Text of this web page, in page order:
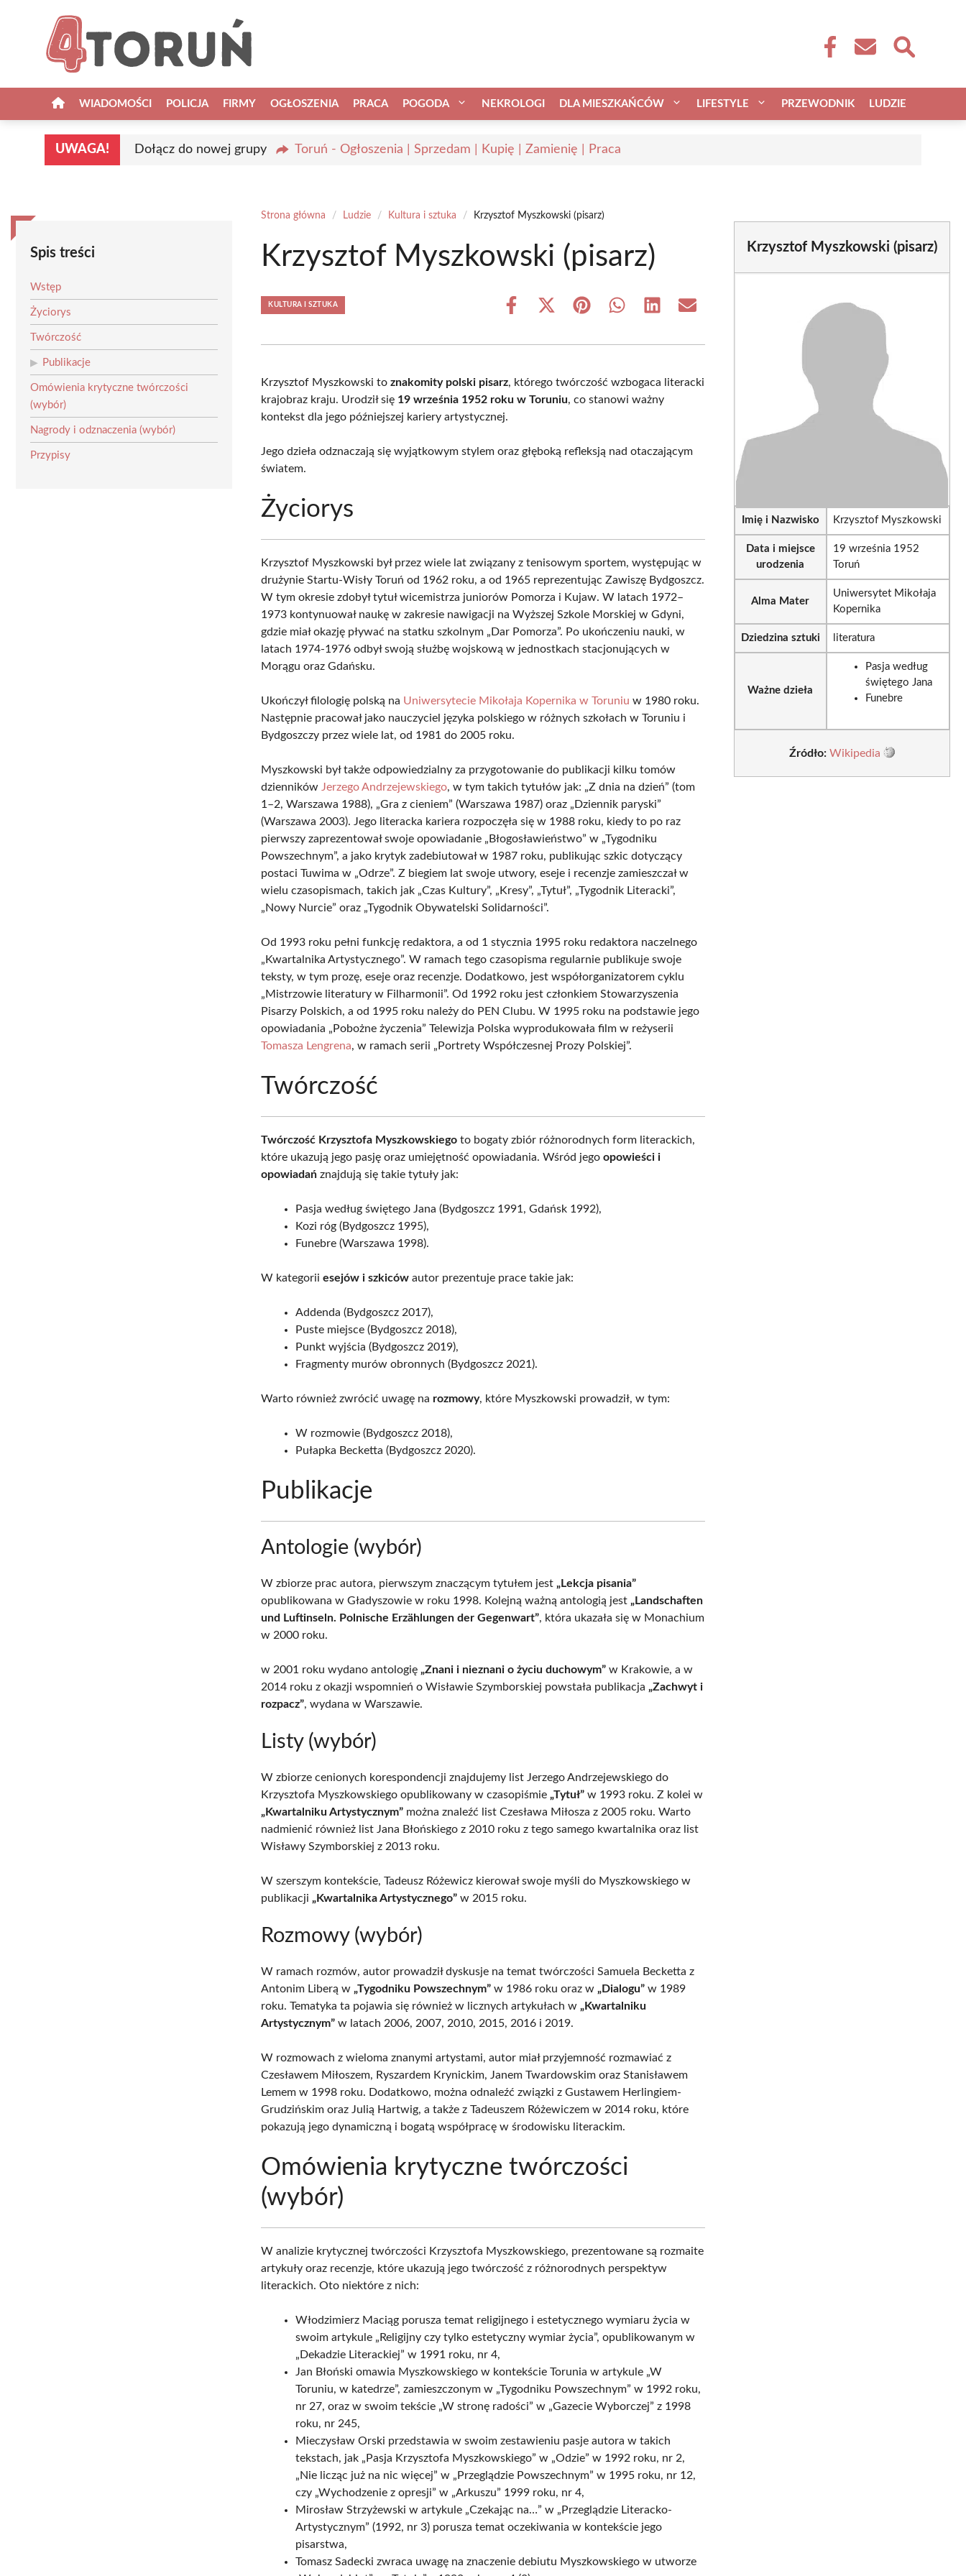
WIADOMOŚCI POLICJA FIRMY OGŁOSZENIA PRACA POGODA NEKROLOGI DLA MIESZKAŃCÓW LIFESTYLE PRZEWODNIK LUDZIE
UWAGA! Dołącz do nowej grupy Toruń - Ogłoszenia | Sprzedam | Kupię | Zamienię | Praca
Spis treści
Wstęp
Życiorys
Twórczość
Publikacje
Omówienia krytyczne twórczości
(wybór)
Nagrody i odznaczenia (wybór)
Przypisy
Strona główna / Ludzie / Kultura i sztuka / Krzysztof Myszkowski (pisarz)
Krzysztof Myszkowski (pisarz)
KULTURA I SZTUKA
Share
Share
(Twitter)
Share Share Share Share
Krzysztof Myszkowski toznakomity polski pisarz, którego twórczość wzbogaca literacki
krajobraz kraju. Urodził się 19 września 1952 roku w Toruniu, co stanowi ważny
kontekst dla jego późniejszej kariery artystycznej.
Jego dzieła odznaczają się wyjątkowym stylem oraz głęboką refleksją nad otaczającym
światem.
Życiorys
Krzysztof Myszkowski był przez wiele lat związany z tenisowym sportem, występując w
drużynie Startu-Wisły Toruń od 1962 roku, a od 1965 reprezentując Zawiszę Bydgoszcz.
W tym okresie zdobył tytuł wicemistrza juniorów Pomorza i Kujaw. W latach 1972–
1973 kontynuował naukę w zakresie nawigacji na Wyższej Szkole Morskiej w Gdyni,
gdzie miał okazję pływać na statku szkolnym „Dar Pomorza”. Po ukończeniu nauki, w
latach 1974-1976 odbył swoją służbę wojskową w jednostkach stacjonujących w
Morągu oraz Gdańsku.
Ukończył filologię polską na Uniwersytecie Mikołaja Kopernika w Toruniu w 1980 roku.
Następnie pracował jako nauczyciel języka polskiego w różnych szkołach w Toruniu i
Bydgoszczy przez wiele lat, od 1981 do 2005 roku.
Myszkowski był także odpowiedzialny za przygotowanie do publikacji kilku tomów
dzienników Jerzego Andrzejewskiego, w tym takich tytułów jak: „Z dnia na dzień” (tom
1–2, Warszawa 1988), „Gra z cieniem” (Warszawa 1987) oraz „Dziennik paryski”
(Warszawa 2003). Jego literacka kariera rozpoczęła się w 1988 roku, kiedy to po raz
pierwszy zaprezentował swoje opowiadanie „Błogosławieństwo” w „Tygodniku
Powszechnym”, a jako krytyk zadebiutował w 1987 roku, publikując szkic dotyczący
postaci Tuwima w „Odrze”. Z biegiem lat swoje utwory, eseje i recenzje zamieszczał w
wielu czasopismach, takich jak „Czas Kultury”, „Kresy”, „Tytuł”, „Tygodnik Literacki”,
„Nowy Nurcie” oraz „Tygodnik Obywatelski Solidarności”.
Od 1993 roku pełni funkcję redaktora, a od 1 stycznia 1995 roku redaktora naczelnego
„Kwartalnika Artystycznego”. W ramach tego czasopisma regularnie publikuje swoje
teksty, w tym prozę, eseje oraz recenzje. Dodatkowo, jest współorganizatorem cyklu
„Mistrzowie literatury w Filharmonii”. Od 1992 roku jest członkiem Stowarzyszenia
Pisarzy Polskich, a od 1995 roku należy do PEN Clubu. W 1995 roku na podstawie jego
opowiadania „Pobożne życzenia” Telewizja Polska wyprodukowała film w reżyserii
Tomasza Lengrena, w ramach serii „Portrety Współczesnej Prozy Polskiej”.
Twórczość
Twórczość Krzysztofa Myszkowskiego to bogaty zbiór różnorodnych form literackich,
które ukazują jego pasję oraz umiejętność opowiadania. Wśród jegoopowieści i
opowiadań znajdują się takie tytuły jak:
Pasja według świętego Jana (Bydgoszcz 1991, Gdańsk 1992),
Kozi róg (Bydgoszcz 1995),
Funebre (Warszawa 1998).
W kategoriiesejów i szkiców autor prezentuje prace takie jak:
Addenda (Bydgoszcz 2017),
Puste miejsce (Bydgoszcz 2018),
Punkt wyjścia (Bydgoszcz 2019),
Fragmenty murów obronnych (Bydgoszcz 2021).
Warto również zwrócić uwagę na rozmowy, które Myszkowski prowadził, w tym:
W rozmowie (Bydgoszcz 2018),
Pułapka Becketta (Bydgoszcz 2020).
Publikacje
Antologie (wybór)
W zbiorze prac autora, pierwszym znaczącym tytułem jest„Lekcja pisania”
opublikowana w Gładyszowie w roku 1998. Kolejną ważną antologią jest„Landschaften
und Luftinseln. Polnische Erzählungen der Gegenwart”, która ukazała się w Monachium
w 2000 roku.
w 2001 roku wydano antologię„Znani i nieznani o życiu duchowym” w Krakowie, a w
2014 roku z okazji wspomnień o Wisławie Szymborskiej powstała publikacja„Zachwyt i
rozpacz”, wydana w Warszawie.
Listy (wybór)
W zbiorze cenionych korespondencji znajdujemy list Jerzego Andrzejewskiego do
Krzysztofa Myszkowskiego opublikowany w czasopiśmie„Tytuł” w 1993 roku. Z kolei w
„Kwartalniku Artystycznym” można znaleźć list Czesława Miłosza z 2005 roku. Warto
nadmienić również list Jana Błońskiego z 2010 roku z tego samego kwartalnika oraz list
Wisławy Szymborskiej z 2013 roku.
W szerszym kontekście, Tadeusz Różewicz kierował swoje myśli do Myszkowskiego w
publikacji„Kwartalnika Artystycznego” w 2015 roku.
Rozmowy (wybór)
W ramach rozmów, autor prowadził dyskusje na temat twórczości Samuela Becketta z
Antonim Liberą w„Tygodniku Powszechnym” w 1986 roku oraz w„Dialogu” w 1989
roku. Tematyka ta pojawia się również w licznych artykułach w„Kwartalniku
Artystycznym” w latach 2006, 2007, 2010, 2015, 2016 i 2019.
W rozmowach z wieloma znanymi artystami, autor miał przyjemność rozmawiać z
Czesławem Miłoszem, Ryszardem Krynickim, Janem Twardowskim oraz Stanisławem
Lemem w 1998 roku. Dodatkowo, można odnaleźć związki z Gustawem Herlingiem-
Grudzińskim oraz Julią Hartwig, a także z Tadeuszem Różewiczem w 2014 roku, które
pokazują jego dynamiczną i bogatą współpracę w środowisku literackim.
Omówienia krytyczne twórczości
(wybór)
W analizie krytycznej twórczości Krzysztofa Myszkowskiego, prezentowane są rozmaite
artykuły oraz recenzje, które ukazują jego twórczość z różnorodnych perspektyw
literackich. Oto niektóre z nich:
Włodzimierz Maciąg porusza temat religijnego i estetycznego wymiaru życia w
swoim artykule „Religijny czy tylko estetyczny wymiar życia”, opublikowanym w
„Dekadzie Literackiej” w 1991 roku, nr 4,
Jan Błoński omawia Myszkowskiego w kontekście Torunia w artykule „W
Toruniu, w katedrze”, zamieszczonym w „Tygodniku Powszechnym” w 1992 roku,
nr 27, oraz w swoim tekście „W stronę radości” w „Gazecie Wyborczej” z 1998
roku, nr 245,
Mieczysław Orski przedstawia w swoim zestawieniu pasje autora w takich
tekstach, jak „Pasja Krzysztofa Myszkowskiego” w „Odzie” w 1992 roku, nr 2,
„Nie licząc już na nic więcej” w „Przeglądzie Powszechnym” w 1995 roku, nr 12,
czy „Wychodzenie z opresji” w „Arkuszu” 1999 roku, nr 4,
Mirosław Strzyżewski w artykule „Czekając na…” w „Przeglądzie Literacko-
Artystycznym” (1992, nr 3) porusza temat oczekiwania w kontekście jego
pisarstwa,
Tomasz Sadecki zwraca uwagę na znaczenie debiutu Myszkowskiego w utworze
Krzysztof Myszkowski (pisarz)
Imię i Nazwisko Krzysztof Myszkowski
Data i miejsce
urodzenia
19 września 1952
Toruń
Alma Mater
Uniwersytet Mikołaja
Kopernika
Dziedzina sztuki literatura
Ważne dzieła
Pasja według
świętego Jana
Funebre
Źródło: Wikipedia